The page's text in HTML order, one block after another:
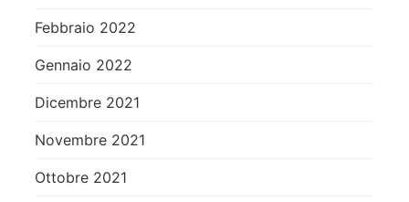
Febbraio 2022
Gennaio 2022
Dicembre 2021
Novembre 2021
Ottobre 2021